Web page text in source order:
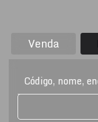
Venda